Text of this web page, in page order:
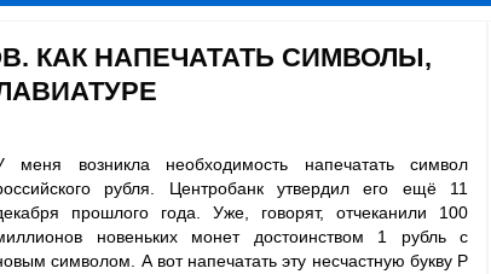
КАК НАПЕЧАТАТЬ СИМВОЛЫ,
меня возникла необходимость напечатать символ
рубля. Центробанк утвердил его ещё 11
прошлого года. Уже, говорят, отчеканили 100
новеньких монет достоинством 1 рубль с
символом. А вот напечатать эту несчастную букву P